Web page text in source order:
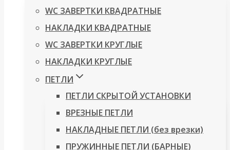
WC ЗАВЕРТКИ КВАДРАТНЫЕ
НАКЛАДКИ КВАДРАТНЫЕ
WC ЗАВЕРТКИ КРУГЛЫЕ
НАКЛАДКИ КРУГЛЫЕ
ПЕТЛИ
ПЕТЛИ СКРЫТОЙ УСТАНОВКИ
ВРЕЗНЫЕ ПЕТЛИ
НАКЛАДНЫЕ ПЕТЛИ (без врезки)
ПРУЖИННЫЕ ПЕТЛИ (БАРНЫЕ)